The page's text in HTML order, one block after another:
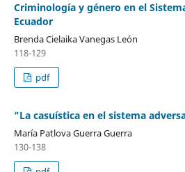
Criminología y género en el
Ecuador
Brenda Cielaika Vanegas León
118-129
pdf
"La casuística en el sistema
María Patlova Guerra Guerra
130-138